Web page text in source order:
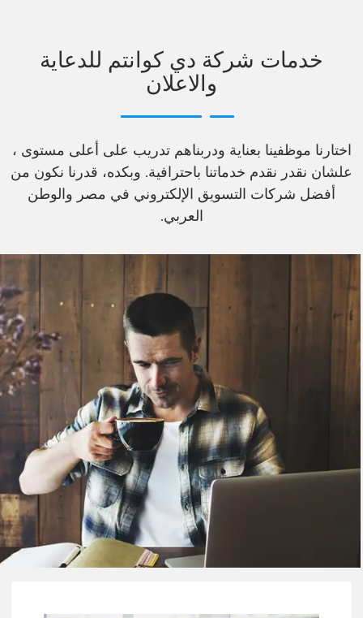
خدمات شركة دي كوانتم للدعاية
والاعلان
اختارنا موظفينا بعناية ودربناهم تدريب على أعلى مستوى ،
علشان نقدر نقدم خدماتنا باحترافية. وبكده، قدرنا نكون من
أفضل شركات التسويق الإلكتروني في مصر والوطن
العربي.